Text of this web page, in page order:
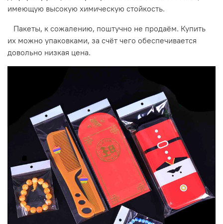
имеющую высокую химическую стойкость.
Пакеты, к сожалению, поштучно не продаём. Купить
их можно упаковками, за счёт чего обеспечивается
довольно низкая цена.